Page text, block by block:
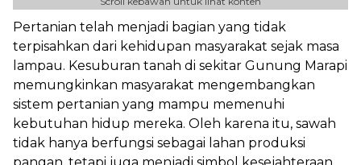
Pertanian telah menjadi bagian yang tidak
terpisahkan dari kehidupan masyarakat sejak masa
lampau. Kesuburan tanah di sekitar Gunung Marapi
memungkinkan masyarakat mengembangkan
sistem pertanian yang mampu memenuhi
kebutuhan hidup mereka. Oleh karena itu, sawah
tidak hanya berfungsi sebagai lahan produksi